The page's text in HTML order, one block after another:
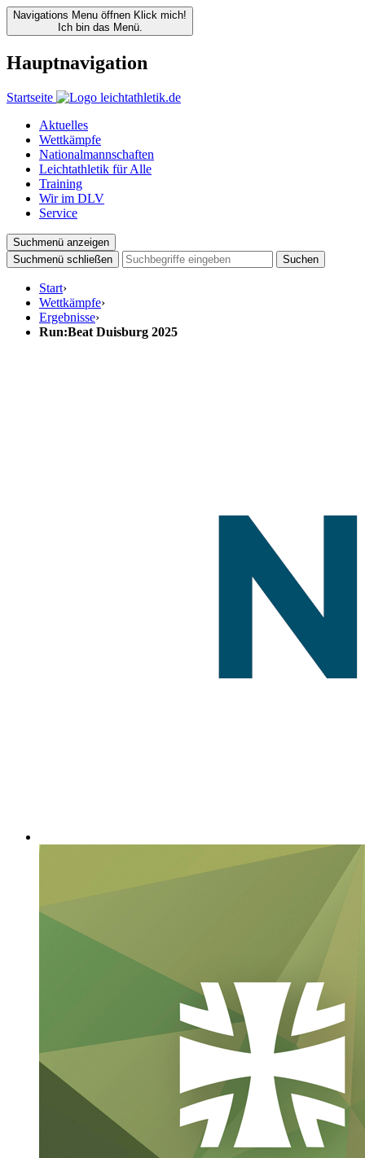
Navigations Menu öffnen Klick mich!
Ich bin das Menü.
Hauptnavigation
Startseite
Aktuelles
Wettkämpfe
Nationalmannschaften
Leichtathletik für Alle
Training
Wir im DLV
Service
Suchmenü anzeigen
Suchmenü schließen
Suchen
Start›
Wettkämpfe›
Ergebnisse›
Run:Beat Duisburg 2025